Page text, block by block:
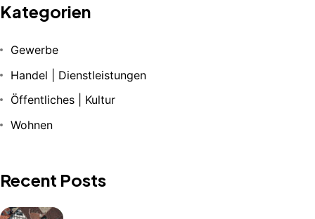
Kategorien
Gewerbe
Handel | Dienstleistungen
Öffentliches | Kultur
Wohnen
Recent Posts